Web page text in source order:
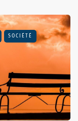
SOCIÉTÉ